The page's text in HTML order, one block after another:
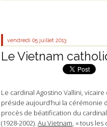
vendredi 05 juillet 2013
Le Vietnam
Le cardinal Agostino Vallini,
préside aujourd’hui la cérémonie
procès de béatification du
(1928-2002). Au Vietnam, « tous